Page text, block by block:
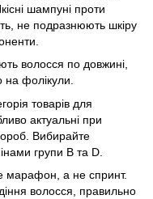
шампуні проти
не подразнюють шкіру
волосся по довжині,
на фолікули.
товарів для
актуальні при
Вибирайте
групи B та D.
марафон, а не спринт.
волосся, правильно